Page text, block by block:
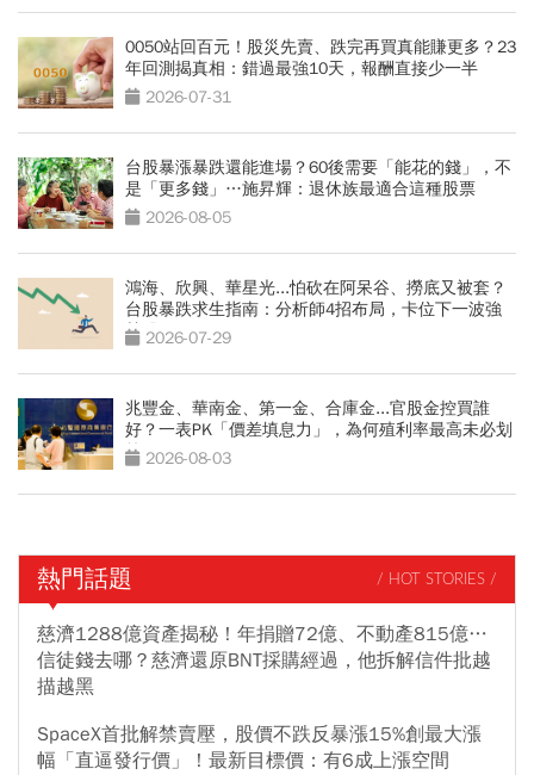
0050站回百元！股災先賣、跌完再買真能賺更多？23
年回測揭真相：錯過最強10天，報酬直接少一半
2026-07-31
台股暴漲暴跌還能進場？60後需要「能花的錢」，不
是「更多錢」…施昇輝：退休族最適合這種股票
2026-08-05
鴻海、欣興、華星光...怕砍在阿呆谷、撈底又被套？
台股暴跌求生指南：分析師4招布局，卡位下一波強
勢股2026-07-29
兆豐金、華南金、第一金、合庫金...官股金控買誰
好？一表PK「價差填息力」，為何殖利率最高未必划
算 2026-08-03
熱門話題 / HOT STORIES /
慈濟1288億資產揭秘！年捐贈72億、不動產815億…
信徒錢去哪？慈濟還原BNT採購經過，他拆解信件批越
描越黑
SpaceX首批解禁賣壓，股價不跌反暴漲15%創最大漲
幅「直逼發行價」！最新目標價：有6成上漲空間